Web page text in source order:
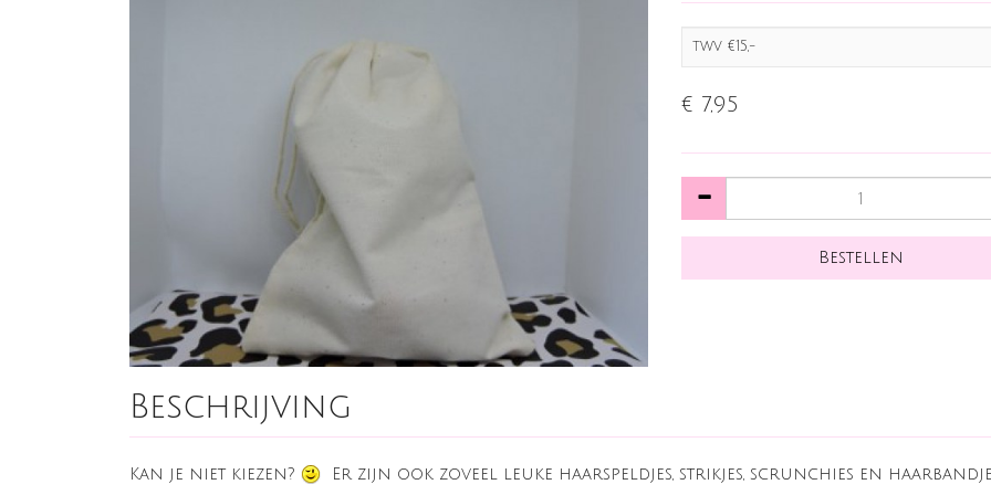
twv €15,-
€ 7,95
Beschrijving
Kan je niet kiezen? Er zijn ook zoveel leuke haarspeldjes, strikjes, scrunchies en